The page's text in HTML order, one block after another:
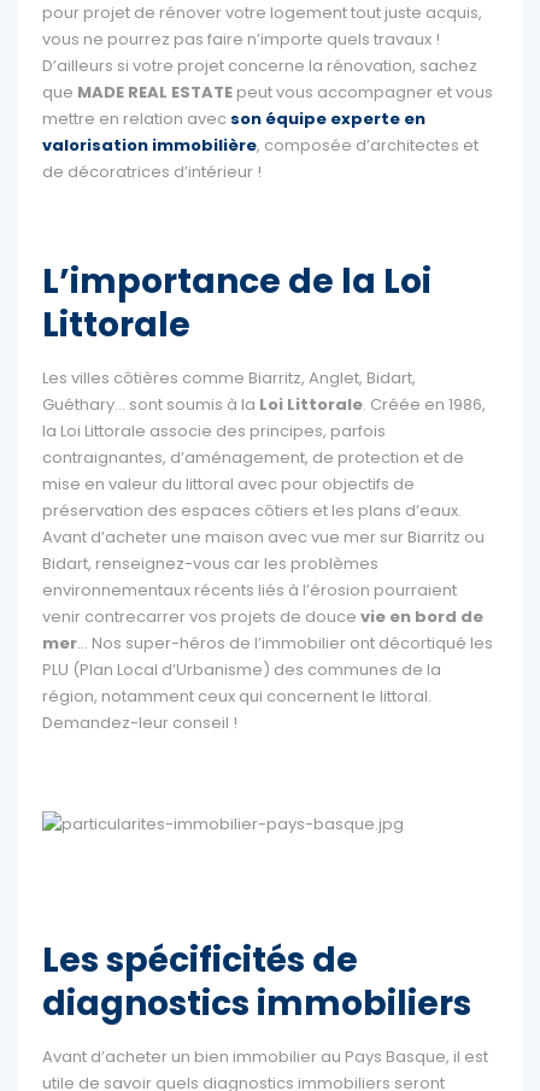
pour projet de rénover votre logement tout juste acquis,
vous ne pourrez pas faire n’importe quels travaux !
D’ailleurs si votre projet concerne la rénovation, sachez
que MADE REAL ESTATE peut vous accompagner et vous
mettre en relation avec son équipe experte en
valorisation immobilière, composée d’architectes et
de décoratrices d’intérieur !
L’importance de la Loi
Littorale
Les villes côtières comme Biarritz, Anglet, Bidart,
Guéthary… sont soumis à la Loi Littorale. Créée en 1986,
la Loi Littorale associe des principes, parfois
contraignantes, d’aménagement, de protection et de
mise en valeur du littoral avec pour objectifs de
préservation des espaces côtiers et les plans d’eaux.
Avant d’acheter une maison avec vue mer sur Biarritz ou
Bidart, renseignez-vous car les problèmes
environnementaux récents liés à l’érosion pourraient
venir contrecarrer vos projets de douce vie en bord de
mer… Nos super-héros de l’immobilier ont décortiqué les
PLU (Plan Local d’Urbanisme) des communes de la
région, notamment ceux qui concernent le littoral.
Demandez-leur conseil !
Les spécificités de
diagnostics immobiliers
Avant d’acheter un bien immobilier au Pays Basque, il est
utile de savoir quels diagnostics immobiliers seront